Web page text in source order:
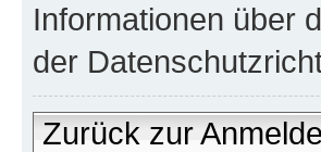
Informationen über
der
Zurück zur